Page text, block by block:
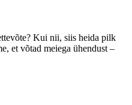
Kui nii, siis heida pilk
et võtad meiega ühendust –